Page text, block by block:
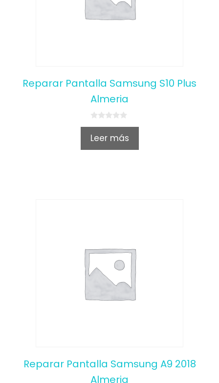
Reparar Pantalla Samsung S10 Plus
Almeria
0
u
Leer más
Reparar Pantalla Samsung A9 2018
Almeria